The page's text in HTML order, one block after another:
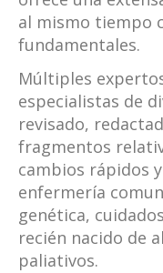
al mismo tiempo
fundamentales.
Múltiples
especialistas de
revisado,
fragmentos
cambios rápidos
enfermería
genética,
recién nacido de
paliativos.